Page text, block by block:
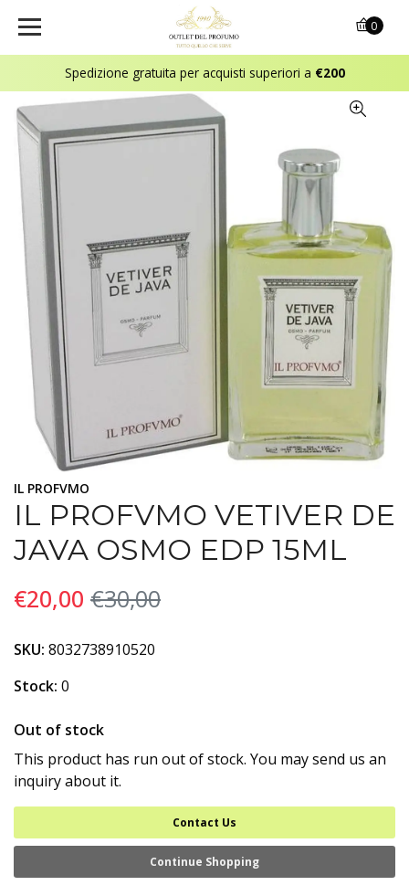
Spedizione gratuita per acquisti superiori a €200
0
IL PROFVMO
IL PROFVMO VETIVER DE
JAVA OSMO EDP 15ML
€20,00 €30,00
SKU: 8032738910520
Stock: 0
Out of stock
This product has run out of stock. You may send us an
inquiry about it.
Contact Us
Continue Shopping